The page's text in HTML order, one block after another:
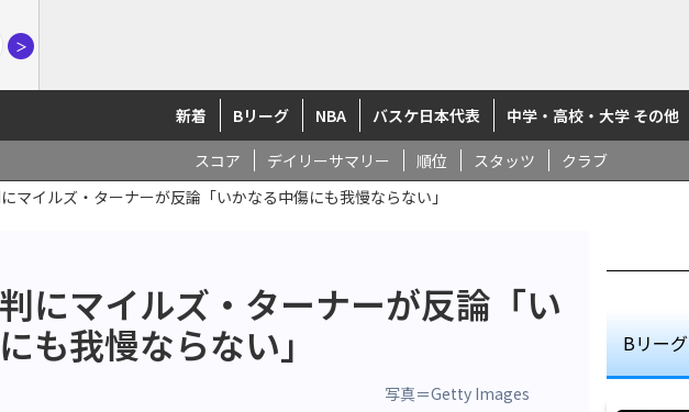
＞
新着 Bリーグ NBA バスケ日本代表 中学・高校・大学 その他
スコア デイリーサマリー 順位 スタッツ
クラブ
マイルズ・ターナーが反論「いかなる中傷にも我慢ならない」
にマイルズ・ターナーが反論「い
も我慢ならない」
写真＝Getty Images
Bリーグ